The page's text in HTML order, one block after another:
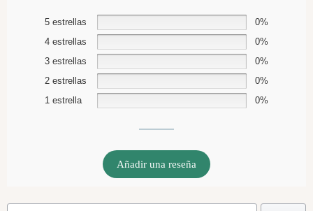
5 estrellas
0%
4 estrellas
0%
3 estrellas
0%
2 estrellas
0%
1 estrella
0%
Añadir una reseña